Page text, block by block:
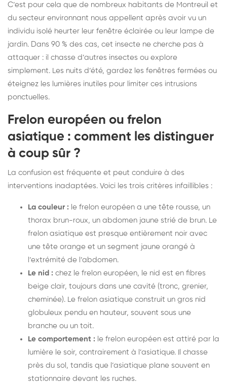
C’est pour cela que de nombreux habitants de Montreuil et
du secteur environnant nous appellent après avoir vu un
individu isolé heurter leur fenêtre éclairée ou leur lampe de
jardin. Dans 90 % des cas, cet insecte ne cherche pas à
attaquer : il chasse d’autres insectes ou explore
simplement. Les nuits d’été, gardez les fenêtres fermées ou
éteignez les lumières inutiles pour limiter ces intrusions
ponctuelles.
Frelon européen ou frelon
asiatique : comment les distinguer
à coup sûr ?
La confusion est fréquente et peut conduire à des
interventions inadaptées. Voici les trois critères infaillibles :
La couleur : le frelon européen a une tête rousse, un
thorax brun-roux, un abdomen jaune strié de brun. Le
frelon asiatique est presque entièrement noir avec
une tête orange et un segment jaune orangé à
l’extrémité de l’abdomen.
Le nid : chez le frelon européen, le nid est en fibres
beige clair, toujours dans une cavité (tronc, grenier,
cheminée). Le frelon asiatique construit un gros nid
globuleux pendu en hauteur, souvent sous une
branche ou un toit.
Le comportement : le frelon européen est attiré par la
lumière le soir, contrairement à l’asiatique. Il chasse
près du sol, tandis que l’asiatique plane souvent en
stationnaire devant les ruches.